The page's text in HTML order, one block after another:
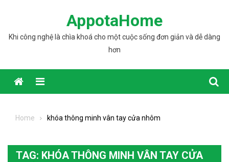
AppotaHome
Khi công nghệ là chìa khoá cho một cuộc sống đơn giản và dễ dàng
hơn
Home khóa thông minh vân tay cửa nhôm
TAG: KHÓA THÔNG MINH VÂN TAY CỬA